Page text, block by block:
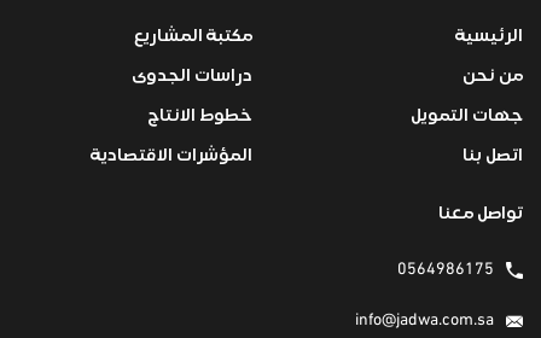
الرئيسية
من نحن
جهات التمويل
اتصل بنا
مكتبة المشاريع
دراسات الجدوى
خطوط الانتاج
المؤشرات الاقتصادية
تواصل معنا
0564986175
info@jadwa.com.sa